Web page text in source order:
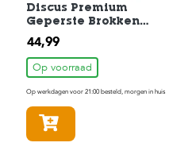
Discus Premium
Geperste Brokken
Hondenvoer 18 kg
44,99
Op voorraad
Op werkdagen voor 21:00 besteld, morgen in huis